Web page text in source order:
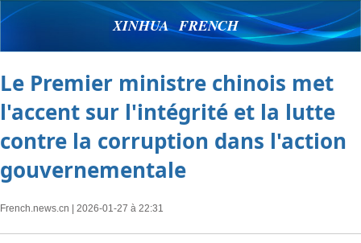
XINHUA FRENCH
Le Premier ministre chinois met
l'accent sur l'intégrité et la lutte
contre la corruption dans l'action
gouvernementale
French.news.cn | 2026-01-27 à 22:31